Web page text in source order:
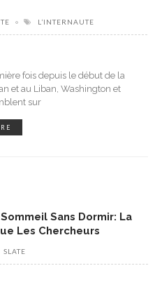
L’INTERNAUTE
fois depuis le début de la
et au Liban, Washington et
sur
Sans Dormir: La
Les Chercheurs
SLATE